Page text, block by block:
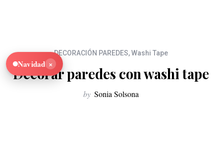
DECORACIÓN PAREDES,Washi Tape
Decorar paredes con washi tape
by Sonia Solsona
Navidad ×